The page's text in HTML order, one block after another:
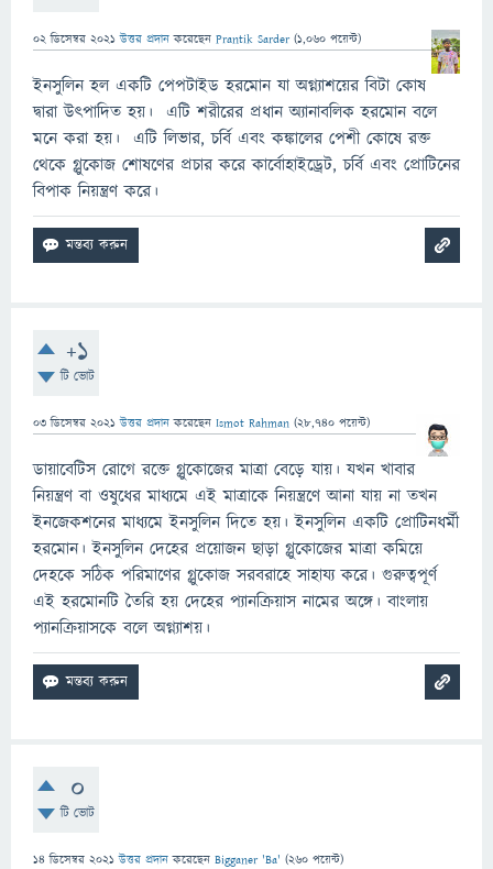
02 ডিসেম্বর 2021 উত্তর প্রদান করেছেন Prantik Sarder (1,060 পয়েন্ট)
ইনসুলিন হল একটি পেপটাইড হরমোন যা অগ্ন্যাশয়ের বিটা কোষ
দ্বারা উৎপাদিত হয়। এটি শরীরের প্রধান অ্যানাবলিক হরমোন বলে
মনে করা হয়। এটি লিভার, চর্বি এবং কঙ্কালের পেশী কোষে রক্ত ​​
থেকে গ্লুকোজ শোষণের প্রচার করে কার্বোহাইড্রেট, চর্বি এবং প্রোটিনের
বিপাক নিয়ন্ত্রণ করে।
+1
টি ভোট
03 ডিসেম্বর 2021 উত্তর প্রদান করেছেন Ismot Rahman (28,740 পয়েন্ট)
ডায়াবেটিস রোগে রক্তে গ্লুকোজের মাত্রা বেড়ে যায়। যখন খাবার
নিয়ন্ত্রণ বা ওষুধের মাধ্যমে এই মাত্রাকে নিয়ন্ত্রণে আনা যায় না তখন
ইনজেকশনের মাধ্যমে ইনসুলিন দিতে হয়। ইনসুলিন একটি প্রোটিনধর্মী
হরমোন। ইনসুলিন দেহের প্রয়োজন ছাড়া গ্লুকোজের মাত্রা কমিয়ে
দেহকে সঠিক পরিমাণের গ্লুকোজ সরবরাহে সাহায্য করে। গুরুত্বপূর্ণ
এই হরমোনটি তৈরি হয় দেহের প্যানক্রিয়াস নামের অঙ্গে। বাংলায়
প্যানক্রিয়াসকে বলে অগ্ন্যাশয়।
0
টি ভোট
14 ডিসেম্বর 2021 উত্তর প্রদান করেছেন Bigganer 'Ba' (260 পয়েন্ট)